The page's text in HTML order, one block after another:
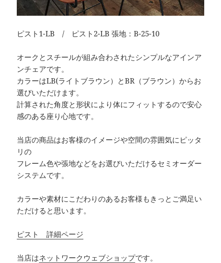
ピスト1-LB / ピスト2-LB 張地：B-25-10
オークとスチールが組み合わされたシンプルなアインア
ンチェアです。
カラーはLB(ライトブラウン）とBR（ブラウン）からお
選びいただけます。
計算された角度と形状により体にフィットするので安心
感のある座り心地です。
当店の商品はお客様のイメージや空間の雰囲気にピッタ
リの
フレーム色や張地などをお選びいただけるセミオーダー
システムです。
カラーや素材にこだわりのあるお客様もきっとご満足い
ただけると思います。
ピスト 詳細ページ
当店はネットワークウェブショップです。